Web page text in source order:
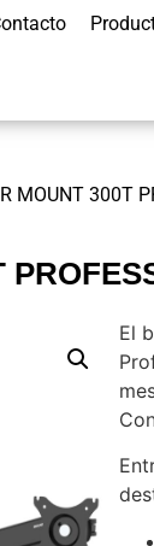
MOUNT 300T
El